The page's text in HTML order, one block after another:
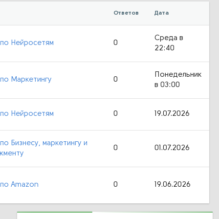
Ответов Дата
Нейросетям 0
Среда в
22:40
Маркетингу 0
Понедельник
в 03:00
Нейросетям 0 19.07.2026
Бизнесу, маркетингу и
0 01.07.2026
Amazon 0 19.06.2026